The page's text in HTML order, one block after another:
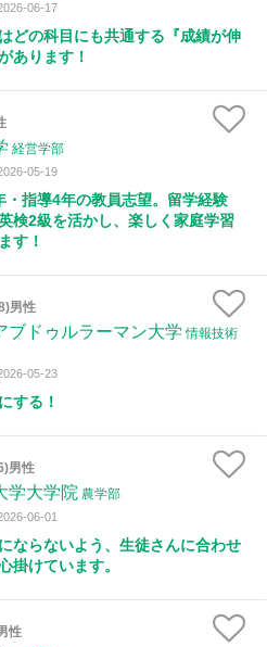
06-17
どの科目にも共通する『成績が伸
あります！
経営学部
05-19
・指導4年の教員志望。留学経験
英検2級を活かし、楽しく家庭学習
す！
男性
ブドゥルラーマン大学 情報技術
05-23
する！
男性
学大学院 農学部
06-01
ならないよう、生徒さんに合わせ
掛けています。
性